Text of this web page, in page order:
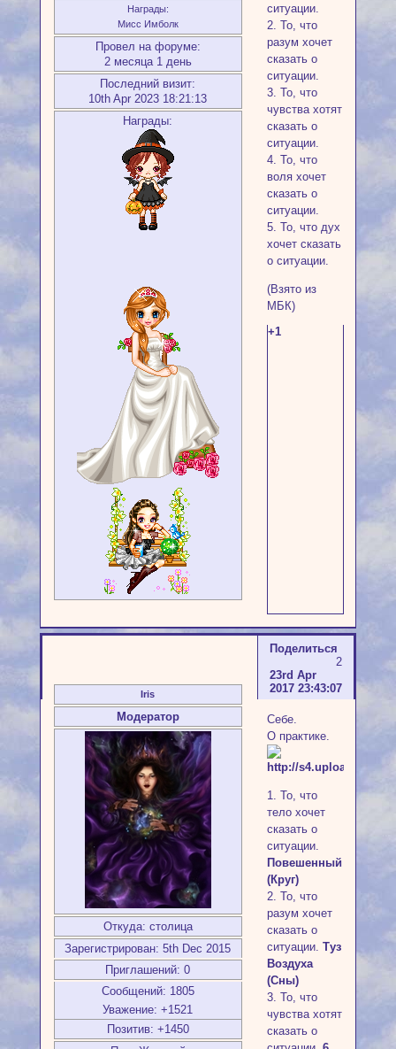
Награды:
Мисс Имболк
Провел на форуме:
2 месяца 1 день
Последний визит:
10th Apr 2023 18:21:13
Награды:
ситуации.
2. То, что
разум хочет
сказать о
ситуации.
3. То, что
чувства хотят
сказать о
ситуации.
4. То, что
воля хочет
сказать о
ситуации.
5. То, что дух
хочет сказать
о ситуации.
(Взято из
МБК)
+1
Поделиться
2
23rd Apr
2017 23:43:07
Iris
Модератор
Откуда: столица
Зарегистрирован: 5th Dec 2015
Приглашений: 0
Сообщений: 1805
Уважение: +1521
Позитив: +1450
Себе.
О практике.
1. То, что
тело хочет
сказать о
ситуации.
Повешенный
(Круг)
2. То, что
разум хочет
сказать о
ситуации. Туз
Воздуха
(Сны)
3. То, что
чувства хотят
сказать о